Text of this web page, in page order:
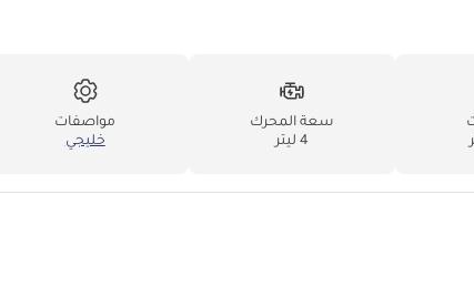
سعة المحرك
4 ليتر
مواصفات
خليجي